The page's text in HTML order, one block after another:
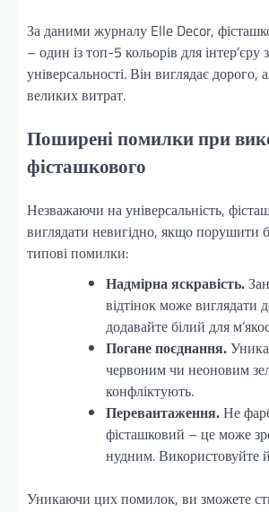
За даними журналу Elle Decor,
– один із топ-5 кольорів для інтер’єру
універсальності. Він виглядає дорого,
великих витрат.
Поширені помилки при
фісташкового
Незважаючи на універсальність,
виглядати невигідно, якщо порушити
типові помилки:
Надмірна яскравість.
відтінок може виглядати
додавайте білий для
Погане поєднання.
червоним чи неоновим
конфліктують.
Перевантаження.Не
фісташковий – це може
нудним. Використовуйте
Уникаючи цих помилок, ви зможете